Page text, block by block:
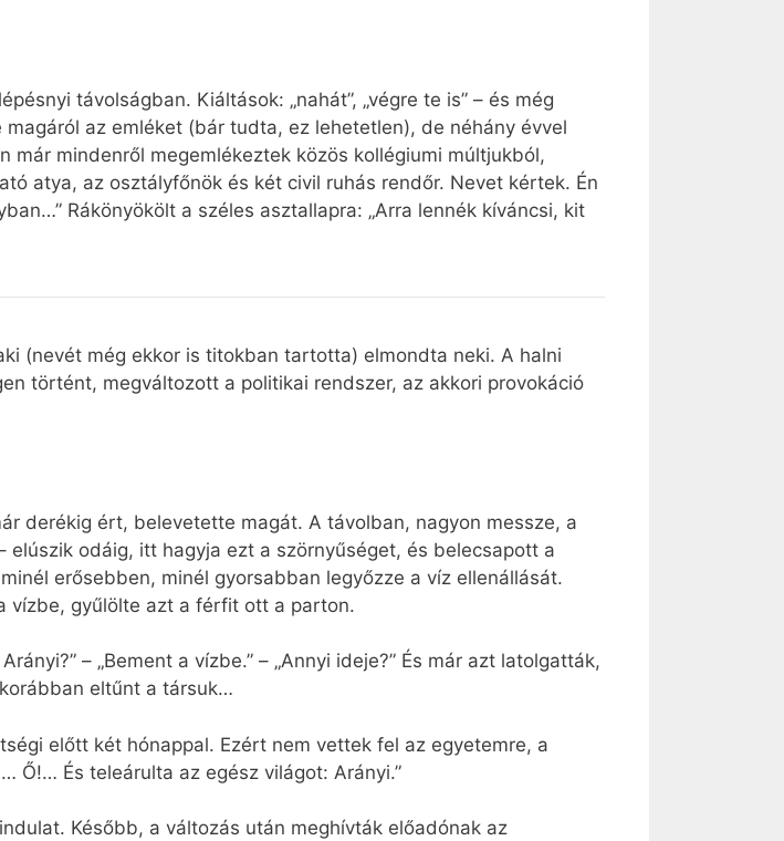
távolságban. Kiáltások: „nahát”, „végre te is” – és még
az emléket (bár tudta, ez lehetetlen), de néhány évvel
mindenről megemlékeztek közös kollégiumi múltjukból,
atya, az osztályfőnök és két civil ruhás rendőr. Nevet kértek. Én
Rákönyökölt a széles asztallapra: „Arra lennék kíváncsi, kit
(nevét még ekkor is titokban tartotta) elmondta neki. A halni
történt, megváltozott a politikai rendszer, az akkori provokáció
derékig ért, belevetette magát. A távolban, nagyon messze, a
odáig, itt hagyja ezt a szörnyűséget, és belecsapott a
erősebben, minél gyorsabban legyőzze a víz ellenállását.
vízbe, gyűlölte azt a férfit ott a parton.
– „Bement a vízbe.” – „Annyi ideje?” És már azt latolgatták,
eltűnt a társuk…
előtt két hónappal. Ezért nem vettek fel az egyetemre, a
Ő!… És teleárulta az egész világot: Arányi.”
Később, a változás után meghívták előadónak az